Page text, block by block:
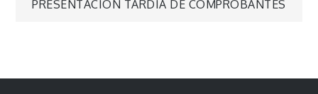
PRESENTACIÓN TARDÍA DE COMPROBANTES